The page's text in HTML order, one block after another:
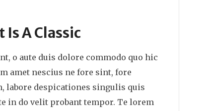
Is A Classic
o aute duis dolore commodo quo hic
amet nescius ne fore sint, fore
labore despicationes singulis quis
in do velit probant tempor. Te lorem